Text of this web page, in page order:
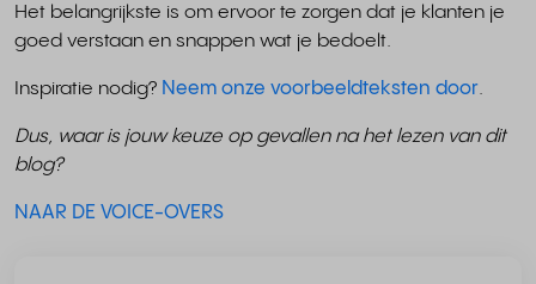
Het belangrijkste is om ervoor te zorgen dat je klanten je
goed verstaan en snappen wat je bedoelt.
Inspiratie nodig? Neem onze voorbeeldteksten door.
Dus, waar is jouw keuze op gevallen na het lezen van dit
blog?
NAAR DE VOICE-OVERS